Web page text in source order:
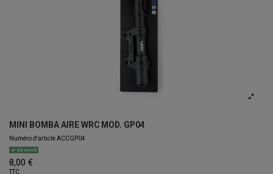
MINI BOMBA AIRE WRC MOD. GP04
Numéro d'articleACCGP04
En stock
8,00 €
TTC